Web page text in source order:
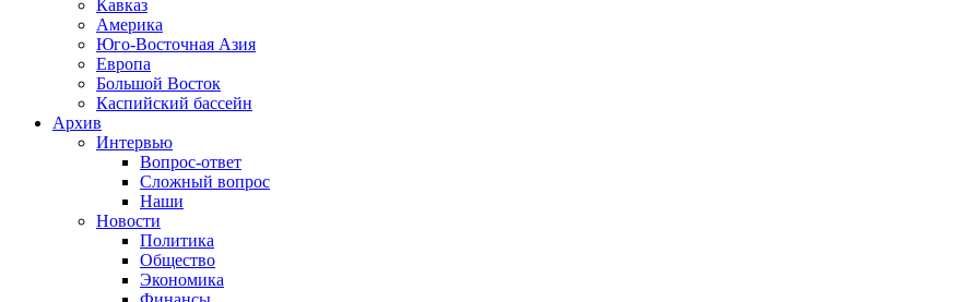
Кавказ
Америка
Юго-Восточная Азия
Европа
Большой Восток
Каспийский бассейн
Архив
Интервью
Вопрос-ответ
Сложный вопрос
Наши
Новости
Политика
Общество
Экономика